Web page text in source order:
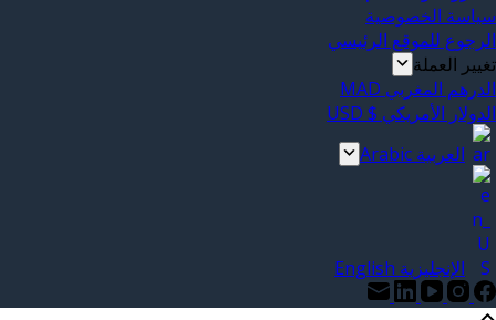
سياسة الخصوصية
الرجوع للموقع الرئيسي
تغيير العملة
الدرهم المغربي MAD
الدولار الأمريكي $ USD
العربية Arabic
الإنجليزية English